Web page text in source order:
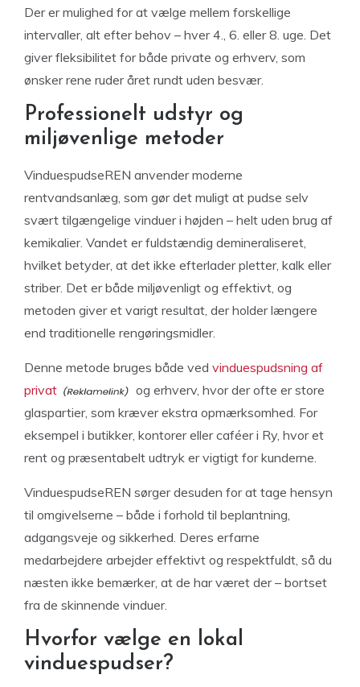
Der er mulighed for at vælge mellem forskellige
intervaller, alt efter behov – hver 4., 6. eller 8. uge. Det
giver fleksibilitet for både private og erhverv, som
ønsker rene ruder året rundt uden besvær.
Professionelt udstyr og
miljøvenlige metoder
VinduespudseREN anvender moderne
rentvandsanlæg, som gør det muligt at pudse selv
svært tilgængelige vinduer i højden – helt uden brug af
kemikalier. Vandet er fuldstændig demineraliseret,
hvilket betyder, at det ikke efterlader pletter, kalk eller
striber. Det er både miljøvenligt og effektivt, og
metoden giver et varigt resultat, der holder længere
end traditionelle rengøringsmidler.
Denne metode bruges både ved vinduespudsning af
privat
og erhverv, hvor der ofte er store
glaspartier, som kræver ekstra opmærksomhed. For
eksempel i butikker, kontorer eller caféer i Ry, hvor et
rent og præsentabelt udtryk er vigtigt for kunderne.
VinduespudseREN sørger desuden for at tage hensyn
til omgivelserne – både i forhold til beplantning,
adgangsveje og sikkerhed. Deres erfarne
medarbejdere arbejder effektivt og respektfuldt, så du
næsten ikke bemærker, at de har været der – bortset
fra de skinnende vinduer.
Hvorfor vælge en lokal
vinduespudser?